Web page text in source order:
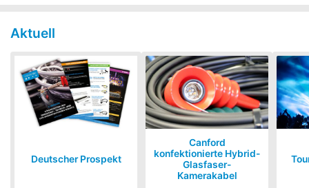
Aktuell
Deutscher Prospekt
Canford
konfektionierte Hybrid-
Glasfaser-
Kamerakabel